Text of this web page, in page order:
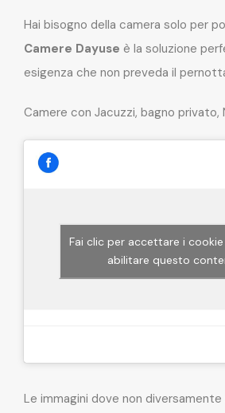
Hai bisogno della camera solo per
Camere Dayuse è la soluzione
esigenza che non preveda il
Camere con Jacuzzi, bagno privato,
Fai clic per accettare i
abilitare questo
Le immagini dove non